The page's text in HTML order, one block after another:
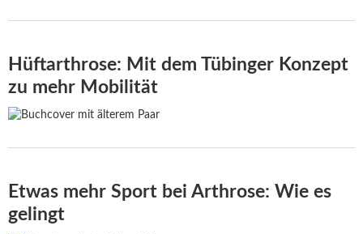
Hüftarthrose: Mit dem Tübinger Konzept
zu mehr Mobilität
Etwas mehr Sport bei Arthrose: Wie es
gelingt